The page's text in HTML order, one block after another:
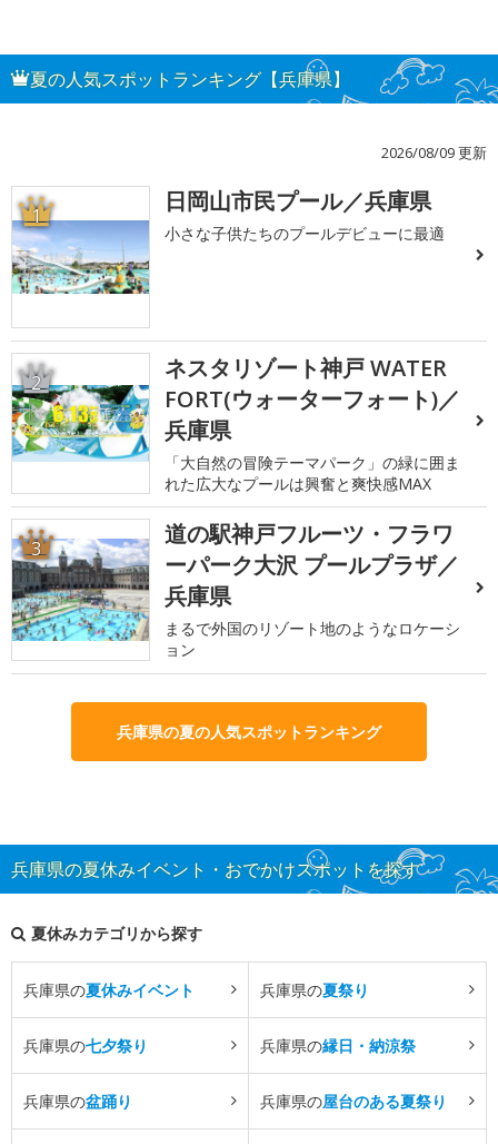
夏の人気スポットランキング【兵庫県】
2026/08/09 更新
1 日岡山市民プール／兵庫県
小さな子供たちのプールデビューに最適
2
ネスタリゾート神戸 WATER
FORT(ウォーターフォート)／
兵庫県
「大自然の冒険テーマパーク」の緑に囲ま
れた広大なプールは興奮と爽快感MAX
3
道の駅神戸フルーツ・フラワ
ーパーク大沢 プールプラザ／
兵庫県
まるで外国のリゾート地のようなロケーシ
ョン
兵庫県の夏の人気スポットランキング
兵庫県の夏休みイベント・おでかけスポットを探す
夏休みカテゴリから探す
兵庫県の夏休みイベント 兵庫県の夏祭り
兵庫県の七夕祭り 兵庫県の縁日・納涼祭
兵庫県の盆踊り 兵庫県の屋台のある夏祭り